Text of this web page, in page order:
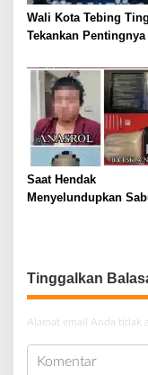
Wali Kota Tebing
Tekankan Pentingnya
Saat Hendak
Menyelundupkan
Tinggalkan
Alamat email Anda tidak